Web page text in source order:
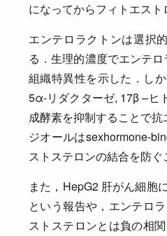
になってからフィトエスト
エンテロラクトンは選択
る．生理的濃度でエンテ
組織特異性を示した．し
5α-リダクターゼ, 17β –ヒ
成酵素を抑制することで
ジオールはsexhormone-
ストステロンの結合を防ぐ
また，HepG2 肝がん細胞
という報告や，エンテロ
ストステロンとは負の相